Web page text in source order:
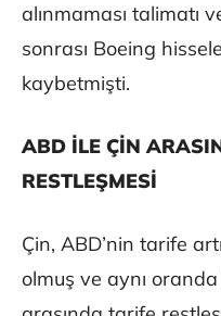
alınmaması talimatı
sonrası Boeing
kaybetmişti.
ABD İLE ÇİN
RESTLEŞMESİ
Çin, ABD’nin tarife
olmuş ve aynı oranda